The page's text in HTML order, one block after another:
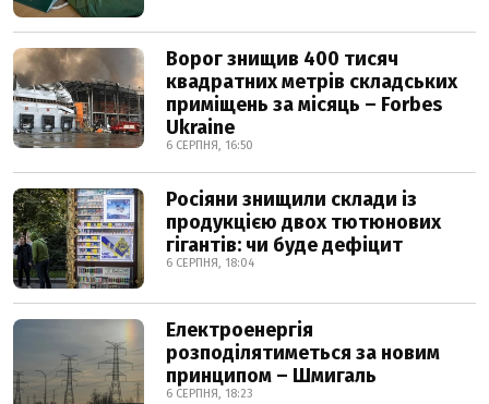
Ворог знищив 400 тисяч
квадратних метрів складських
приміщень за місяць – Forbes
Ukraine
6 СЕРПНЯ, 16:50
Росіяни знищили склади із
продукцією двох тютюнових
гігантів: чи буде дефіцит
6 СЕРПНЯ, 18:04
Електроенергія
розподілятиметься за новим
принципом – Шмигаль
6 СЕРПНЯ, 18:23